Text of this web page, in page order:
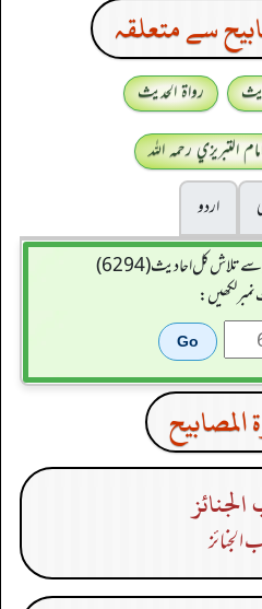
سے متعلقہ
رواۃ الحدیث
التبريزي رحمہ اللہ
اردو
سے تلاش کل احادیث (6294)
لکھیں:
الجنائز